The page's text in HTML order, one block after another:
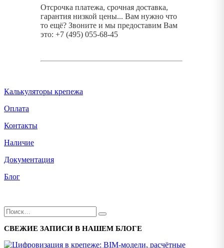
Отсрочка платежа, срочная доставка,
гарантия низкой цены... Вам нужно что
то ещё? Звоните и мы предоставим Вам
это: +7 (495) 055-68-45
Калькуляторы крепежа
Оплата
Контакты
Наличие
Документация
Блог
СВЕЖИЕ ЗАПИСИ В НАШЕМ БЛОГЕ